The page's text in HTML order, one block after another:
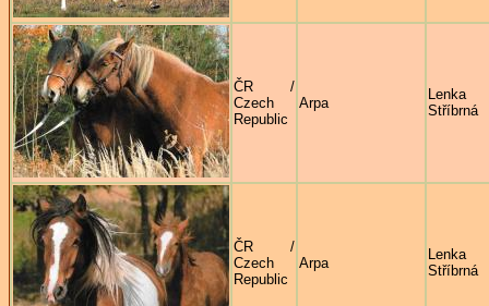
ČR /
Czech
Republic
Arpa
Lenka
Stříbrná
ČR /
Czech
Republic
Arpa
Lenka
Stříbrná